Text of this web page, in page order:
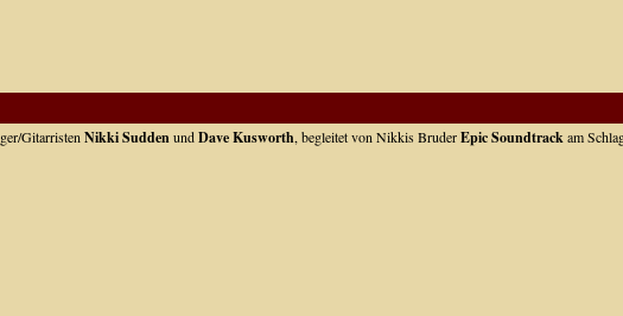
Gitarristen Nikki SuddenundDave Kusworth, begleitet von Nikkis BruderEpic Soundtrackam